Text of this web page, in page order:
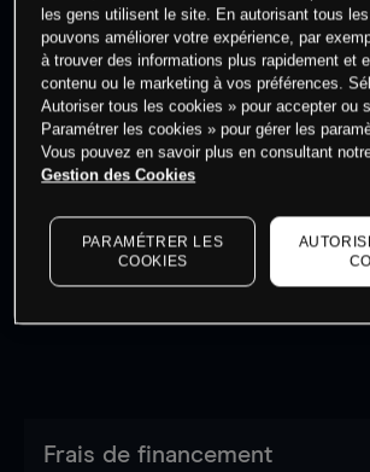
Commencez à trader
Les prix sont indicatifs.
dernières données du marché.Log in
market data
Frais de financement
les gens utilisent le site. En autorisant tous
pouvons améliorer votre expérience, par
à trouver des informations plus rapidement et
contenu ou le marketing à vos préférences.
Autoriser tous les cookies » pour accepter ou
Paramétrer les cookies » pour gérer les
Vous pouvez en savoir plus en consultant
Gestion des Cookies
PARAMÉTRER LES
COOKIES